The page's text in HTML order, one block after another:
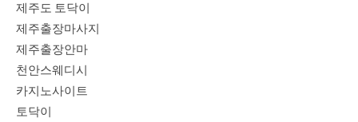
제주도 토닥이
제주출장마사지
제주출장안마
천안스웨디시
카지노사이트
토닥이